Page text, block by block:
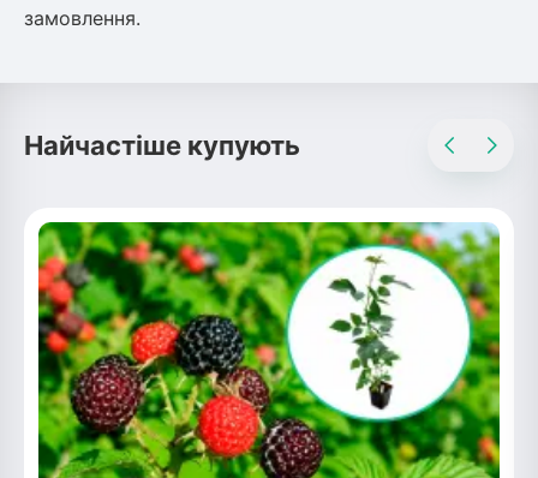
замовлення.
Найчастіше купують